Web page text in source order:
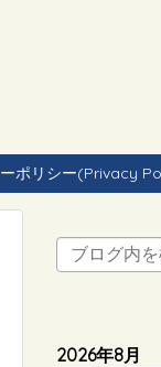
ポリシー(Privacy
2026年8月